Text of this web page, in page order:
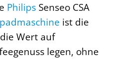
Philips Senseo CSA
ist die
Wert auf
legen, ohne